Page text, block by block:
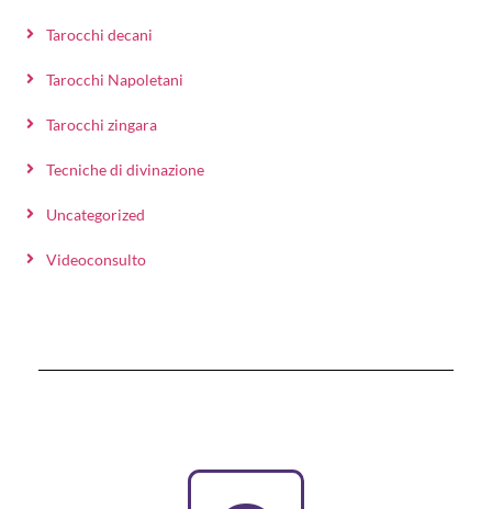
Tarocchi decani
Tarocchi Napoletani
Tarocchi zingara
Tecniche di divinazione
Uncategorized
Videoconsulto